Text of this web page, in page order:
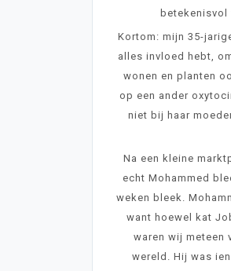
betekenisvol
Kortom: mijn 35-
alles invloed hebt,
wonen en planten
op een ander
niet bij haar
Na een kleine
echt Mohammed
weken bleek.
want hoewel kat
waren wij meteen
wereld. Hij was